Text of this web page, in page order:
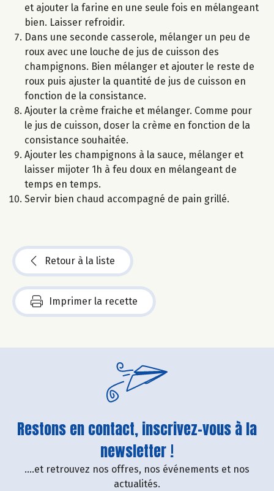
et ajouter la farine en une seule fois en mélangeant
bien. Laisser refroidir.
Dans une seconde casserole, mélanger un peu de
roux avec une louche de jus de cuisson des
champignons. Bien mélanger et ajouter le reste de
roux puis ajuster la quantité de jus de cuisson en
fonction de la consistance.
Ajouter la crème fraiche et mélanger. Comme pour
le jus de cuisson, doser la crème en fonction de la
consistance souhaitée.
Ajouter les champignons à la sauce, mélanger et
laisser mijoter 1h à feu doux en mélangeant de
temps en temps.
Servir bien chaud accompagné de pain grillé.
Retour à la liste
Imprimer la recette
Restons en contact, inscrivez-vous à la
newsletter !
....et retrouvez nos offres, nos événements et nos
actualités.